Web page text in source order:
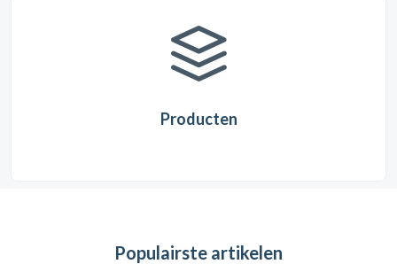
Producten
Populairste artikelen